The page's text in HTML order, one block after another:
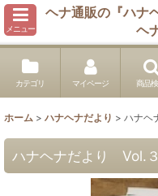
メニュー
ヘナ通販の『ハナ
ヘ
カテゴリ マイページ 商品
ホーム > ハナヘナだより > ハナヘ
ハナヘナだより Vol.３